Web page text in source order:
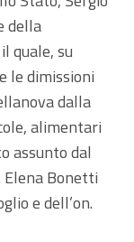
della
quale, su
le dimissioni
dalla
alimentari
assunto dal
Bonetti
e dell’on.